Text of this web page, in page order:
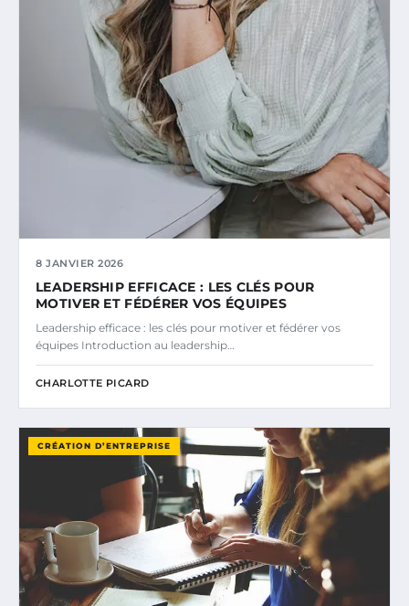
8 JANVIER 2026
LEADERSHIP EFFICACE : LES CLÉS POUR
MOTIVER ET FÉDÉRER VOS ÉQUIPES
Leadership efficace : les clés pour motiver et fédérer vos
équipes Introduction au leadership…
CHARLOTTE PICARD
CRÉATION D’ENTREPRISE